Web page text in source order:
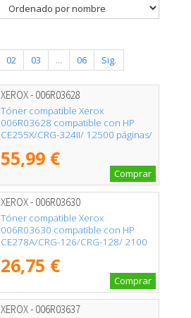
02 03 ... 06 Sig.
XEROX - 006R03628
Tóner compatible Xerox
006R03628 compatible con HP
CE255X/CRG-324II/ 12500 páginas/
55,99 €
Comprar
XEROX - 006R03630
Tóner compatible Xerox
006R03630 compatible con HP
CE278A/CRG-126/CRG-128/ 2100
26,75 €
Comprar
XEROX - 006R03637